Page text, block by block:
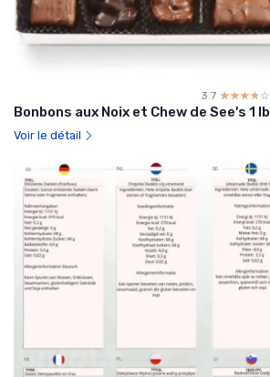
3.7 ☆☆☆☆☆
★★★★★
Bonbons aux Noix et Chew de See's 1 lb
Voir le détail